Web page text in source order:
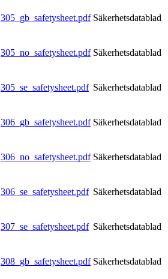
305_gb_safetysheet.pdf Säkerhetsdatablad
305_no_safetysheet.pdf Säkerhetsdatablad
305_se_safetysheet.pdf Säkerhetsdatablad
306_gb_safetysheet.pdf Säkerhetsdatablad
306_no_safetysheet.pdf Säkerhetsdatablad
306_se_safetysheet.pdf Säkerhetsdatablad
307_se_safetysheet.pdf Säkerhetsdatablad
308_gb_safetysheet.pdf Säkerhetsdatablad